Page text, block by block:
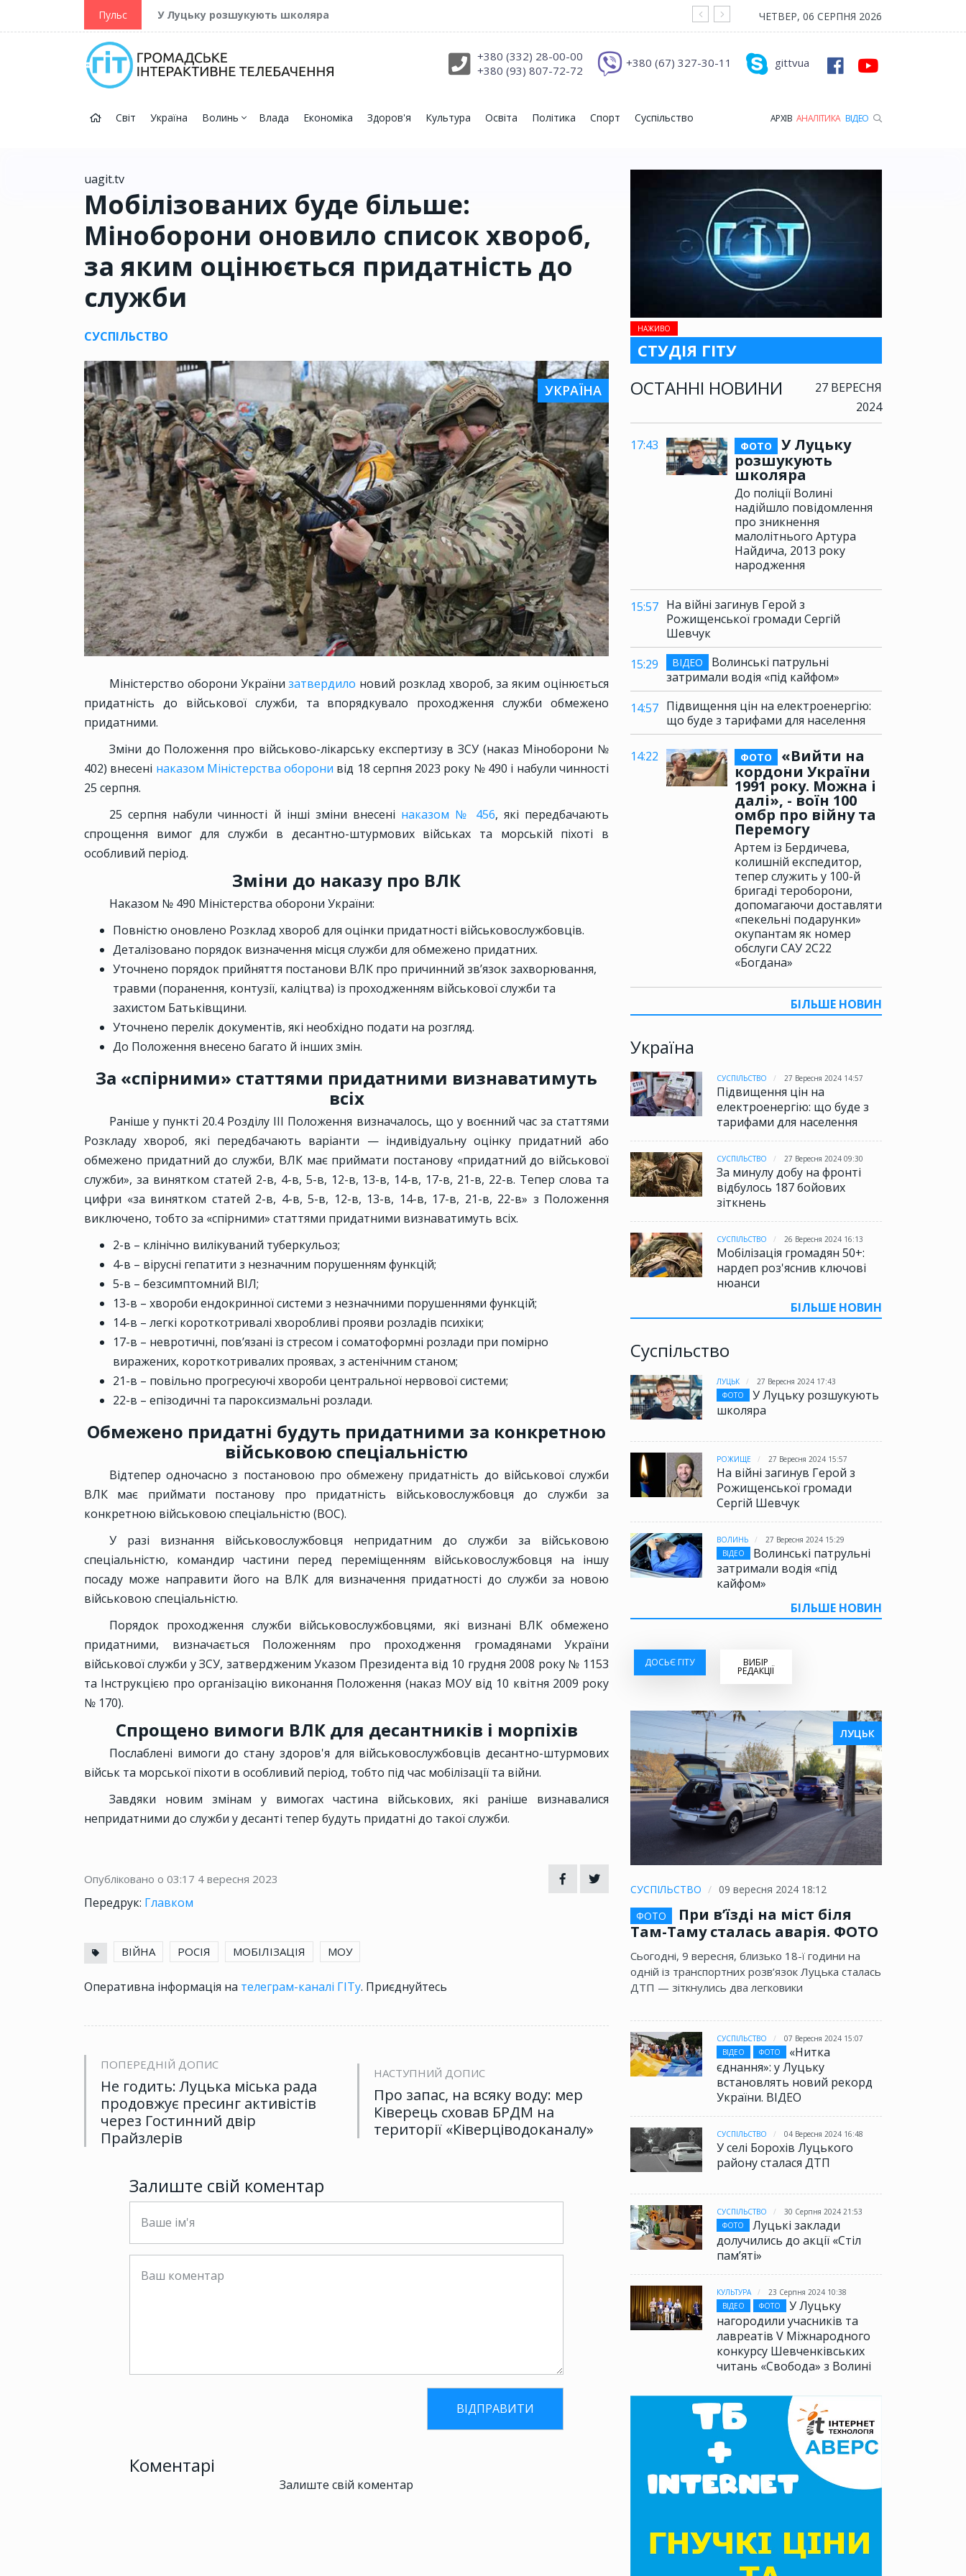
Пульс У Луцьку розшукують школяра На війні загинув Герой з Рожищенської
ЧЕТВЕР, 06 СЕРПНЯ 2026
gittvua
+380 (67) 327-30-11
+380 (332) 28-00-00
+380 (93) 807-72-72
Світ Україна Волинь Влада Економіка Здоров'я Культура Освіта Політика Спорт Суспільство АРХІВ АНАЛІТИКА ВІДЕО
НАЖИВО
СТУДІЯ ГІТУ
ОСТАННІ НОВИНИ
27 ВЕРЕСНЯ
2024
17:43 ФОТО
У Луцьку
розшукують
школяра
До поліції Волині
надійшло повідомлення
про зникнення
малолітнього Артура
Найдича, 2013 року
народження
15:57 На війні загинув Герой з
Рожищенської громади Сергій
Шевчук
15:29
ВІДЕО
Волинські патрульні
затримали водія «під кайфом»
14:57 Підвищення цін на електроенергію:
що буде з тарифами для населення
14:22 ФОТО
«Вийти на
кордони України
1991 року. Можна і
далі», - воїн 100
омбр про війну та
Перемогу
Артем із Бердичева,
колишній експедитор,
тепер служить у 100-й
бригаді тероборони,
допомагаючи доставляти
«пекельні подарунки»
окупантам як номер
обслуги САУ 2С22
«Богдана»
БІЛЬШЕ НОВИН
Україна
СУСПІЛЬСТВО 27 Вересня 2024 14:57
Підвищення цін на
електроенергію: що буде з
тарифами для населення
СУСПІЛЬСТВО 27 Вересня 2024 09:30
За минулу добу на фронті
відбулось 187 бойових
зіткнень
СУСПІЛЬСТВО 26 Вересня 2024 16:13
Мобілізація громадян 50+:
нардеп роз'яснив ключові
нюанси
БІЛЬШЕ НОВИН
Суспільство
ЛУЦЬК
27 Вересня 2024 17:43
ФОТО
У Луцьку розшукують
школяра
РОЖИЩЕ 27 Вересня 2024 15:57
На війні загинув Герой з
Рожищенської громади
Сергій Шевчук
ВОЛИНЬ
27 Вересня 2024 15:29
ВІДЕО
Волинські патрульні
затримали водія «під
кайфом»
БІЛЬШЕ НОВИН
ДОСЬЄ ГІТУ ВИБІР
РЕДАКЦІЇ
ЛУЦЬК
СУСПІЛЬСТВО
09 вересня 2024 18:12
ФОТО
При в’їзді на міст біля
Там-Таму сталась аварія. ФОТО
Сьогодні, 9 вересня, близько 18-ї години на
одній із транспортних розв’язок Луцька сталась
ДТП — зіткнулись два легковики
СУСПІЛЬСТВО
07 Вересня 2024 15:07
ВІДЕО
ФОТО
«Нитка
єднання»: у Луцьку
встановлять новий рекорд
України. ВІДЕО
СУСПІЛЬСТВО 04 Вересня 2024 16:48
У селі Борохів Луцького
району сталася ДТП
СУСПІЛЬСТВО
30 Серпня 2024 21:53
ФОТО
Луцькі заклади
долучились до акції «Стіл
памʼяті»
КУЛЬТУРА
23 Серпня 2024 10:38
ВІДЕО
ФОТО
У Луцьку
нагородили учасників та
лавреатів V Міжнародного
конкурсу Шевченківських
читань «Свобода» з Волині
uagit.tv
Мобілізованих буде більше:
Міноборони оновило список хвороб,
за яким оцінюється придатність до
служби
СУСПІЛЬСТВО
УКРАЇНА
Міністерство оборони Українизатвердило новий розклад хвороб, за яким оцінюється
придатність до військової служби, та впорядкувало проходження служби обмежено
придатними.
Зміни до Положення про військово-лікарську експертизу в ЗСУ (наказ Міноборони №
402) внесені наказом Міністерства оборони від 18 серпня 2023 року № 490 і набули чинності
25 серпня.
25 серпня набули чинності й інші зміни внесені наказом № 456, які передбачають
спрощення вимог для служби в десантно-штурмових військах та морській піхоті в
особливий період.
Зміни до наказу про ВЛК
Наказом № 490 Міністерства оборони України:
Повністю оновлено Розклад хвороб для оцінки придатності військовослужбовців.
Деталізовано порядок визначення місця служби для обмежено придатних.
Уточнено порядок прийняття постанови ВЛК про причинний зв’язок захворювання,
травми (поранення, контузії, каліцтва) із проходженням військової служби та
захистом Батьківщини.
Уточнено перелік документів, які необхідно подати на розгляд.
До Положення внесено багато й інших змін.
За «спірними» статтями придатними визнаватимуть
всіх
Раніше у пункті 20.4 Розділу III Положення визначалось, що у воєнний час за статтями
Розкладу хвороб, які передбачають варіанти — індивідуальну оцінку придатний або
обмежено придатний до служби, ВЛК має приймати постанову «придатний до військової
служби», за винятком статей 2-в, 4-в, 5-в, 12-в, 13-в, 14-в, 17-в, 21-в, 22-в. Тепер слова та
цифри «за винятком статей 2-в, 4-в, 5-в, 12-в, 13-в, 14-в, 17-в, 21-в, 22-в» з Положення
виключено, тобто за «спірними» статтями придатними визнаватимуть всіх.
2-в – клінічно вилікуваний туберкульоз;
4-в – вірусні гепатити з незначним порушенням функцій;
5-в – безсимптомний ВІЛ;
13-в – хвороби ендокринної системи з незначними порушеннями функцій;
14-в – легкі короткотривалі хворобливі прояви розладів психіки;
17-в – невротичні, пов’язані із стресом і соматоформні розлади при помірно
виражених, короткотривалих проявах, з астенічним станом;
21-в – повільно прогресуючі хвороби центральної нервової системи;
22-в – епізодичні та пароксизмальні розлади.
Обмежено придатні будуть придатними за конкретною
військовою спеціальністю
Відтепер одночасно з постановою про обмежену придатність до військової служби
ВЛК має приймати постанову про придатність військовослужбовця до служби за
конкретною військовою спеціальністю (ВОС).
У разі визнання військовослужбовця непридатним до служби за військовою
спеціальністю, командир частини перед переміщенням військовослужбовця на іншу
посаду може направити його на ВЛК для визначення придатності до служби за новою
військовою спеціальністю.
Порядок проходження служби військовослужбовцями, які визнані ВЛК обмежено
придатними, визначається Положенням про проходження громадянами України
військової служби у ЗСУ, затвердженим Указом Президента від 10 грудня 2008 року № 1153
та Інструкцією про організацію виконання Положення (наказ МОУ від 10 квітня 2009 року
№ 170).
Спрощено вимоги ВЛК для десантників і морпіхів
Послаблені вимоги до стану здоров'я для військовослужбовців десантно-штурмових
військ та морської піхоти в особливий період, тобто під час мобілізації та війни.
Завдяки новим змінам у вимогах частина військових, які раніше визнавалися
непридатними до служби у десанті тепер будуть придатні до такої служби.
Опубліковано о 03:17 4 вересня 2023
Передрук: Главком
ВІЙНА РОСІЯ МОБІЛІЗАЦІЯ МОУ
Оперативна інформація на телеграм-каналі ГІТу. Приєднуйтесь
ПОПЕРЕДНІЙ ДОПИС
Не годить: Луцька міська рада
продовжує пресинг активістів
через Гостинний двір
Прайзлерів
НАСТУПНИЙ ДОПИС
Про запас, на всяку воду: мер
Ківерець сховав БРДМ на
території «Ківерціводоканалу»
Залиште свій коментар
Коментарі
Залиште свій коментар